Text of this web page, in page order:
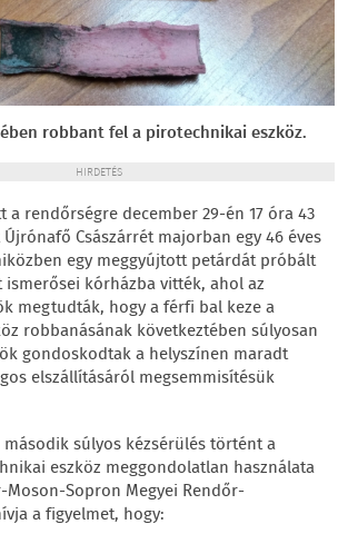
robbant fel a pirotechnikai eszköz.
HIRDETÉS
a rendőrségre december 29-én 17 óra 43
Császárrét majorban egy 46 éves
egy meggyújtott petárdát próbált
kórházba vitték, ahol az
megtudták, hogy a férfi bal keze a
robbanásának következtében súlyosan
gondoskodtak a helyszínen maradt
elszállításáról megsemmisítésük
súlyos kézsérülés történt a
eszköz meggondolatlan használata
Moson-Sopron Megyei Rendőr-
a figyelmet, hogy: